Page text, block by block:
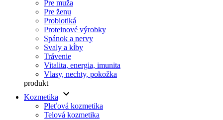
Pre muža
Pre ženu
Probiotiká
Proteinové výrobky
Spánok a nervy
Svaly a kĺby
Trávenie
Vitalita, energia, imunita
Vlasy, nechty, pokožka
produkt
Kozmetika
keyboard_arrow_down
Pleťová kozmetika
Telová kozmetika